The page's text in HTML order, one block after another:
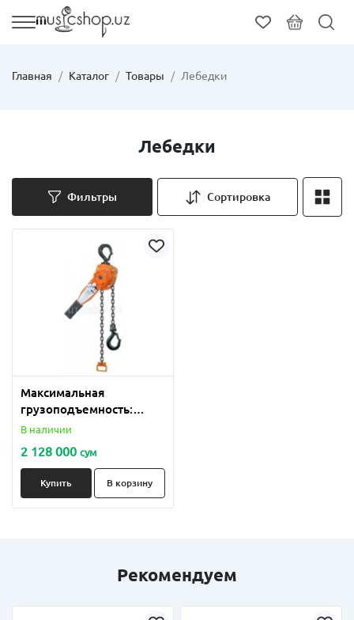
Главная Каталог Товары Лебедки
Лебедки
Фильтры Сортировка
Максимальная
грузоподъемность:
Лебедка
В наличии
2 128 000 сум
Купить В корзину
Рекомендуем